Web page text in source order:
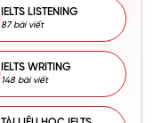
IELTS LISTENING
87 bài viết
IELTS WRITING
148 bài viết